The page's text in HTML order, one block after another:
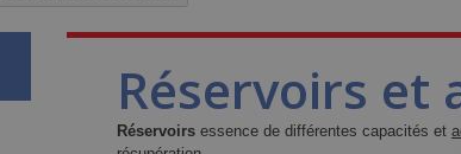
Réservoirs et
Réservoirs essence de différentes capacités et